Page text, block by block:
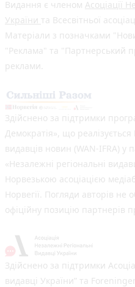
Видання є членом Асоціації
України та Всесвітньої
Матеріали з позначками
"Реклама" та "Партнерський
реклами.
Здійснено за підтримки
Демократія», що реалізується
видавців новин (WAN-IFRA) у
«Незалежні регіональні
Норвезькою асоціацією
Норвегії. Погляди авторів не
офіційну позицію партнерів
Здійснено за підтримки
видавці України” та